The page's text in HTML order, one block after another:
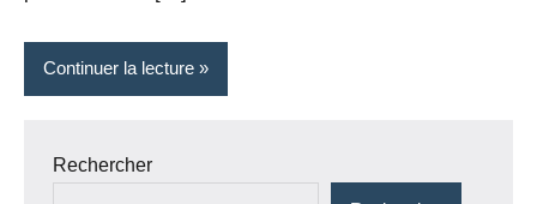
Continuer la lecture
Rechercher